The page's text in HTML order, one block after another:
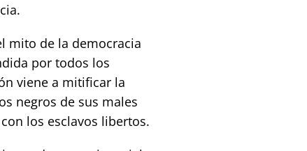
mito de la democracia
por todos los
viene a mitificar la
negros de sus males
los esclavos libertos.